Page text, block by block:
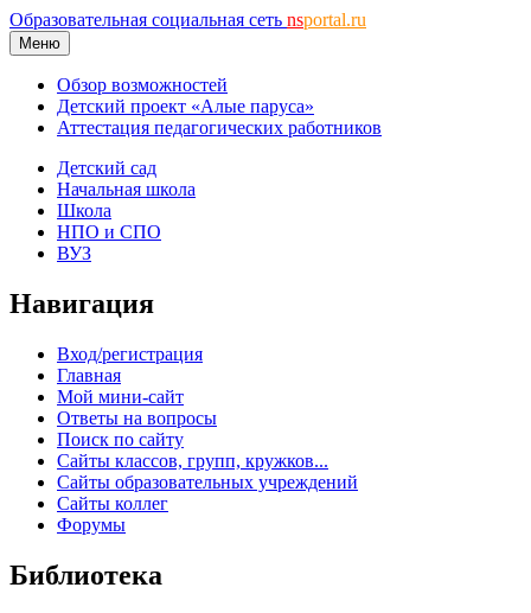
Образовательная социальная сеть nsportal.ru
Меню
Обзор возможностей
Детский проект «Алые паруса»
Аттестация педагогических работников
Детский сад
Начальная школа
Школа
НПО и СПО
ВУЗ
Навигация
Вход/регистрация
Главная
Мой мини-сайт
Ответы на вопросы
Поиск по сайту
Сайты классов, групп, кружков...
Сайты образовательных учреждений
Сайты коллег
Форумы
Библиотека